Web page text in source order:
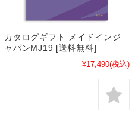
カタログギフト メイドインジ
ャパンMJ19 [送料無料]
¥17,490(税込)